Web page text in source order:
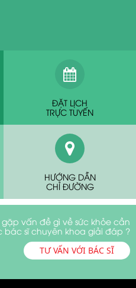
ĐẶT LỊCH
TRỰC TUYẾN
HƯỚNG DẪN
CHỈ ĐƯỜNG
vấn đề gì về sức khỏe cần
bác sĩ chuyên khoa giải đáp ?
TƯ VẤN VỚI BÁC SĨ